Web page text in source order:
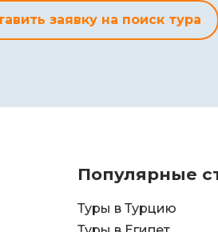
заявку на поиск тура
Популярные
Туры в Турцию